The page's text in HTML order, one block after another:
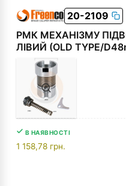
20-2109
РМК МЕХАНІЗМУ
ЛІВИЙ (OLD TYPE/
В НАЯВНОСТІ
1 158,78 грн.